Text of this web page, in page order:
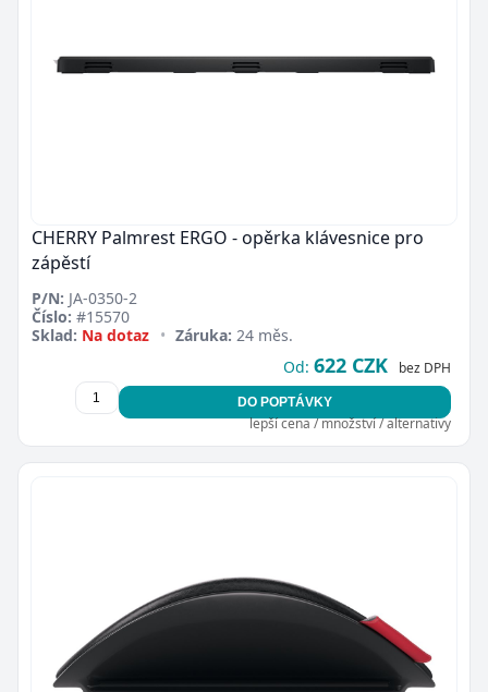
CHERRY Palmrest ERGO - opěrka klávesnice pro
zápěstí
P/N: JA-0350-2
Číslo: #15570
Sklad: Na dotaz • Záruka: 24 měs.
Od: 622 CZK bez DPH
DO POPTÁVKY
lepší cena / množství / alternativy